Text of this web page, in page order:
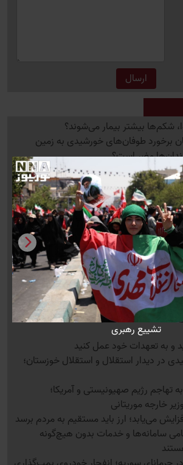
تشییع رهبری
شکم‌ها بیشتر بیمار می‌شوند؟
برخورد طوفان‌های خورشیدی به زمین
مضر است؟
ای آی و آنتروپیک با عامل هوش مصنوعی
شیرده درباره مصرف قهوه
در یک قاب؛ رایزنی درباره بحران‌های
مازندران به تصرف‌کنندگان اراضی و
به «عدم توازن» موشکی آمریکا در برابر
مرز یمن
ایران؛ «اوضاع در ایران بسیار خوب
و به تعهدات خود عمل کنید
در دیدار استقلال و استقلال خوزستان؛
تهاجم رژیم صهیونیستی و آمریکا؛
خارجه موریتانی
می‌یابد؛ ارز باید مستقیم به مردم برسد
سامانه‌ها و خدمات بدون هیچ‌گونه